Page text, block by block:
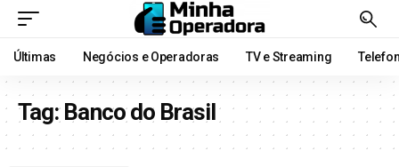
Últimas Negócios e Operadoras TV e Streaming
Tag:Banco do Brasil